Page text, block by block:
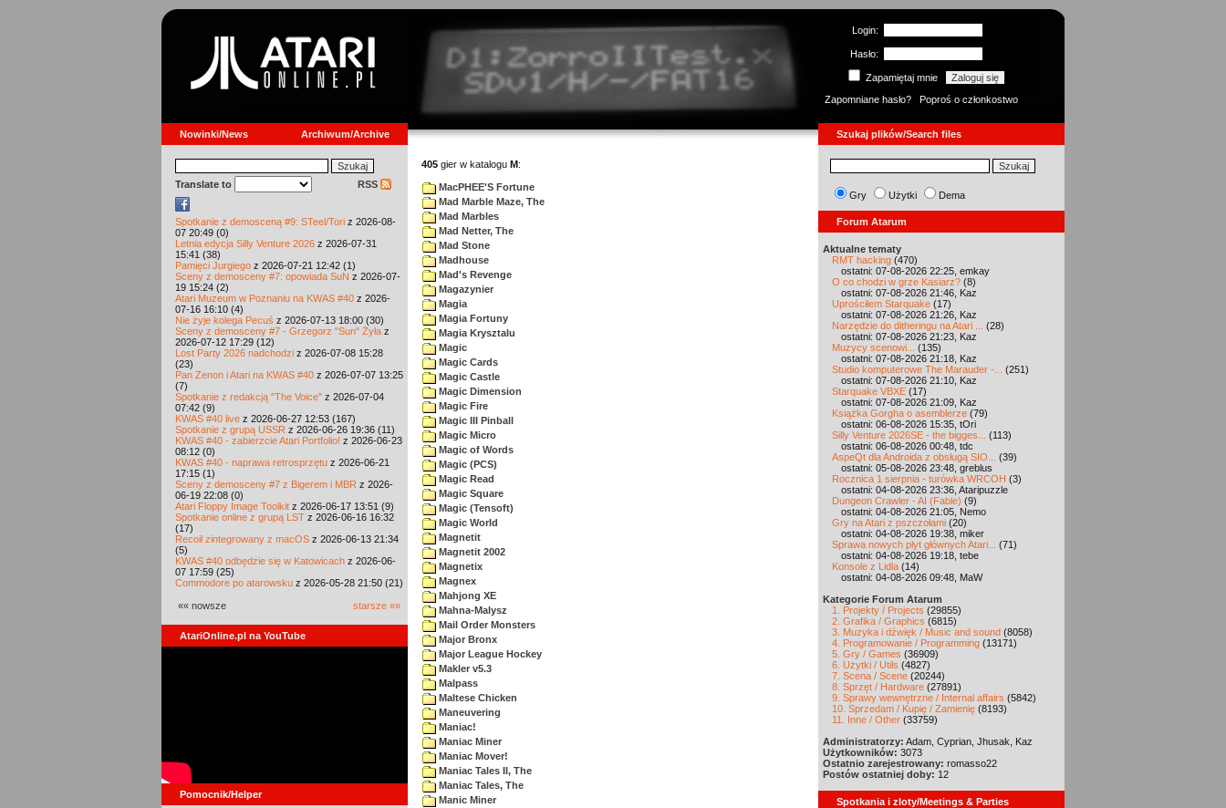
Login:
Hasło:
Zapamiętaj mnie
Zapomniane hasło?
Poproś o członkostwo
Nowinki/News Archiwum/Archive Szukaj plików/Search files
Translate to RSS
Spotkanie z demosceną #9: STeel/Tori z 2026-08-
07 20:49 (0)
Letnia edycja Silly Venture 2026 z 2026-07-31
15:41 (38)
Pamięci Jurgiego z 2026-07-21 12:42 (1)
Sceny z demosceny #7: opowiada SuN z 2026-07-
19 15:24 (2)
Atari Muzeum w Poznaniu na KWAS #40 z 2026-
07-16 16:10 (4)
Nie żyje kolega Pecuś z 2026-07-13 18:00 (30)
Sceny z demosceny #7 - Grzegorz "Sun" Żyła z
2026-07-12 17:29 (12)
Lost Party 2026 nadchodzi z 2026-07-08 15:28
(23)
Pan Zenon i Atari na KWAS #40 z 2026-07-07 13:25
(7)
Spotkanie z redakcją "The Voice" z 2026-07-04
07:42 (9)
KWAS #40 live z 2026-06-27 12:53 (167)
Spotkanie z grupą USSR z 2026-06-26 19:36 (11)
KWAS #40 - zabierzcie Atari Portfolio! z 2026-06-23
08:12 (0)
KWAS #40 - naprawa retrosprzętu z 2026-06-21
17:15 (1)
Sceny z demosceny #7 z Bigerem i MBR z 2026-
06-19 22:08 (0)
Atari Floppy Image Toolkit z 2026-06-17 13:51 (9)
Spotkanie online z grupą LST z 2026-06-16 16:32
(17)
Recoil zintegrowany z macOS z 2026-06-13 21:34
(5)
KWAS #40 odbędzie się w Katowicach z 2026-06-
07 17:59 (25)
Commodore po atarowsku z 2026-05-28 21:50 (21)
«« nowsze starsze »»
AtariOnline.pl na YouTube
Pomocnik/Helper
405 gier w katalogu M:
MacPHEE'S Fortune
Mad Marble Maze, The
Mad Marbles
Mad Netter, The
Mad Stone
Madhouse
Mad's Revenge
Magazynier
Magia
Magia Fortuny
Magia Krysztalu
Magic
Magic Cards
Magic Castle
Magic Dimension
Magic Fire
Magic III Pinball
Magic Micro
Magic of Words
Magic (PCS)
Magic Read
Magic Square
Magic (Tensoft)
Magic World
Magnetit
Magnetit 2002
Magnetix
Magnex
Mahjong XE
Mahna-Malysz
Mail Order Monsters
Major Bronx
Major League Hockey
Makler v5.3
Malpass
Maltese Chicken
Maneuvering
Maniac!
Maniac Miner
Maniac Mover!
Maniac Tales II, The
Maniac Tales, The
Manic Miner
Gry Użytki Dema
Forum Atarum
Aktualne tematy
RMT hacking (470)
ostatni: 07-08-2026 22:25, emkay
O co chodzi w grze Kasiarz? (8)
ostatni: 07-08-2026 21:46, Kaz
Uprościłem Starquake (17)
ostatni: 07-08-2026 21:26, Kaz
Narzędzie do ditheringu na Atari ...
(28)
ostatni: 07-08-2026 21:23, Kaz
Muzycy scenowi...
(135)
ostatni: 07-08-2026 21:18, Kaz
Studio komputerowe The Marauder -...
(251)
ostatni: 07-08-2026 21:10, Kaz
Starquake VBXE (17)
ostatni: 07-08-2026 21:09, Kaz
Książka Gorgha o asemblerze (79)
ostatni: 06-08-2026 15:35, tOri
Silly Venture 2026SE - the bigges...
(113)
ostatni: 06-08-2026 00:48, tdc
AspeQt dla Androida z obsługą SIO...
(39)
ostatni: 05-08-2026 23:48, greblus
Rocznica 1 sierpnia - turówka WRCOH (3)
ostatni: 04-08-2026 23:36, Ataripuzzle
Dungeon Crawler - AI (Fable) (9)
ostatni: 04-08-2026 21:05, Nemo
Gry na Atari z pszczołami (20)
ostatni: 04-08-2026 19:38, miker
Sprawa nowych płyt głównych Atari...
(71)
ostatni: 04-08-2026 19:18, tebe
Konsole z Lidla (14)
ostatni: 04-08-2026 09:48, MaW
Kategorie Forum Atarum
1. Projekty / Projects (29855)
2. Grafika / Graphics (6815)
3. Muzyka i dźwięk / Music and sound (8058)
4. Programowanie / Programming (13171)
5. Gry / Games (36909)
6. Użytki / Utils (4827)
7. Scena / Scene (20244)
8. Sprzęt / Hardware (27891)
9. Sprawy wewnętrzne / Internal affairs (5842)
10. Sprzedam / Kupię / Zamienię (8193)
11. Inne / Other (33759)
Administratorzy: Adam, Cyprian, Jhusak, Kaz
Użytkowników: 3073
Ostatnio zarejestrowany: romasso22
Postów ostatniej doby: 12
Spotkania i zloty/Meetings & Parties